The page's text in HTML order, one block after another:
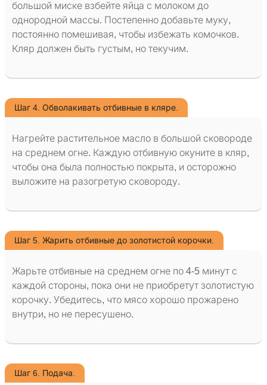
большой миске взбейте яйца с молоком до
однородной массы. Постепенно добавьте муку,
постоянно помешивая, чтобы избежать комочков.
Кляр должен быть густым, но текучим.
Шаг 4. Обволакивать отбивные в кляре.
Нагрейте растительное масло в большой сковороде
на среднем огне. Каждую отбивную окуните в кляр,
чтобы она была полностью покрыта, и осторожно
выложите на разогретую сковороду.
Шаг 5. Жарить отбивные до золотистой корочки.
Жарьте отбивные на среднем огне по 4-5 минут с
каждой стороны, пока они не приобретут золотистую
корочку. Убедитесь, что мясо хорошо прожарено
внутри, но не пересушено.
Шаг 6. Подача.